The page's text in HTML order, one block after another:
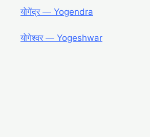
योगेंद्र ― Yogendra
योगेश्वर ― Yogeshwar